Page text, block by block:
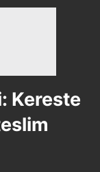
Kereste